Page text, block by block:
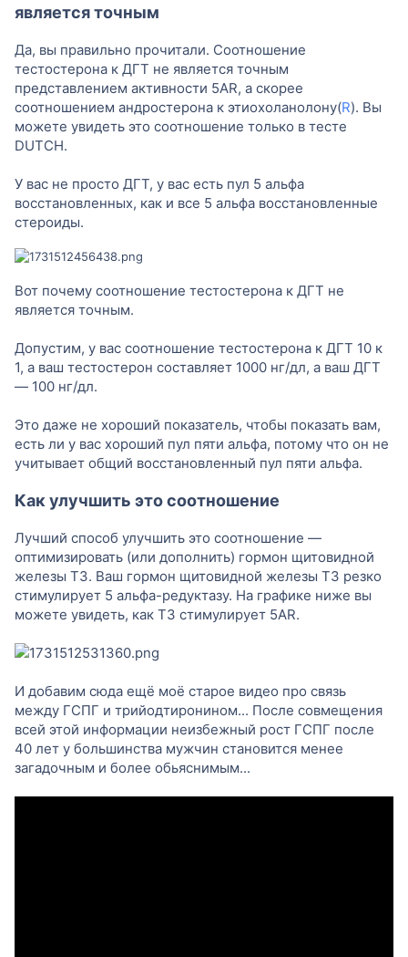
является точным
Да, вы правильно прочитали. Соотношение
тестостерона к ДГТ не является точным
представлением активности 5AR, а скорее
соотношением андростерона к этиохоланолону(R). Вы
можете увидеть это соотношение только в тесте
DUTCH.
У вас не просто ДГТ, у вас есть пул 5 альфа
восстановленных, как и все 5 альфа восстановленные
стероиды.
Вот почему соотношение тестостерона к ДГТ не
является точным.
Допустим, у вас соотношение тестостерона к ДГТ 10 к
1, а ваш тестостерон составляет 1000 нг/дл, а ваш ДГТ
— 100 нг/дл.
Это даже не хороший показатель, чтобы показать вам,
есть ли у вас хороший пул пяти альфа, потому что он не
учитывает общий восстановленный пул пяти альфа.
Как улучшить это соотношение
Лучший способ улучшить это соотношение —
оптимизировать (или дополнить) гормон щитовидной
железы Т3. Ваш гормон щитовидной железы Т3 резко
стимулирует 5 альфа-редуктазу. На графике ниже вы
можете увидеть, как Т3 стимулирует 5AR.
И добавим сюда ещё моё старое видео про связь
между ГСПГ и трийодтиронином... После совмещения
всей этой информации неизбежный рост ГСПГ после
40 лет у большинства мужчин становится менее
загадочным и более обьяснимым...